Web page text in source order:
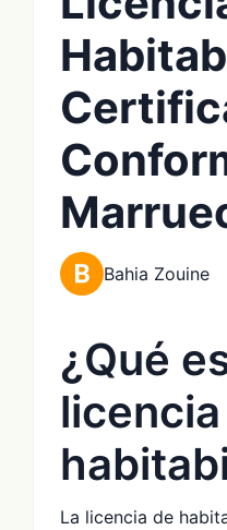
Bahia Zouine
¿Qué
La licencia de